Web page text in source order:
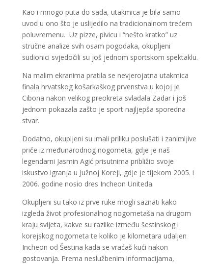
Kao i mnogo puta do sada, utakmica je bila samo
uvod u ono što je uslijedilo na tradicionalnom trećem
poluvremenu. Uz pizze, pivicu i “nešto kratko” uz
stručne analize svih osam pogodaka, okupljeni
sudionici svjedočili su još jednom sportskom spektaklu.
Na malim ekranima pratila se nevjerojatna utakmica
finala hrvatskog košarkaškog prvenstva u kojoj je
Cibona nakon velikog preokreta svladala Zadar i još
jednom pokazala zašto je sport najljepša sporedna
stvar.
Dodatno, okupljeni su imali priliku poslušati i zanimljive
priče iz međunarodnog nogometa, gdje je naš
legendarni Jasmin Agić prisutnima približio svoje
iskustvo igranja u Južnoj Koreji, gdje je tijekom 2005. i
2006. godine nosio dres Incheon Uniteda.
Okupljeni su tako iz prve ruke mogli saznati kako
izgleda život profesionalnog nogometaša na drugom
kraju svijeta, kakve su razlike između šestinskog i
korejskog nogometa te koliko je kilometara udaljen
Incheon od Šestina kada se vraćaš kući nakon
gostovanja. Prema neslužbenim informacijama,